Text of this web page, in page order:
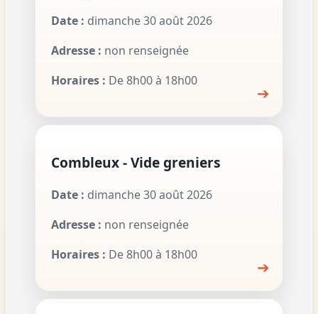
Date : dimanche 30 août 2026
Adresse : non renseignée
Horaires : De 8h00 à 18h00
➔
Combleux - Vide greniers
Date : dimanche 30 août 2026
Adresse : non renseignée
Horaires : De 8h00 à 18h00
➔